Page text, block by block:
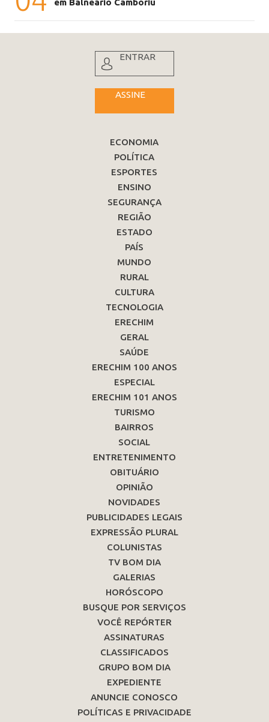
em Balneário Camboriú
ENTRAR
ASSINE
ECONOMIA
POLÍTICA
ESPORTES
ENSINO
SEGURANÇA
REGIÃO
ESTADO
PAÍS
MUNDO
RURAL
CULTURA
TECNOLOGIA
ERECHIM
GERAL
SAÚDE
ERECHIM 100 ANOS
ESPECIAL
ERECHIM 101 ANOS
TURISMO
BAIRROS
SOCIAL
ENTRETENIMENTO
OBITUÁRIO
OPINIÃO
NOVIDADES
PUBLICIDADES LEGAIS
EXPRESSÃO PLURAL
COLUNISTAS
TV BOM DIA
GALERIAS
HORÓSCOPO
BUSQUE POR SERVIÇOS
VOCÊ REPÓRTER
ASSINATURAS
CLASSIFICADOS
GRUPO BOM DIA
EXPEDIENTE
ANUNCIE CONOSCO
POLÍTICAS E PRIVACIDADE